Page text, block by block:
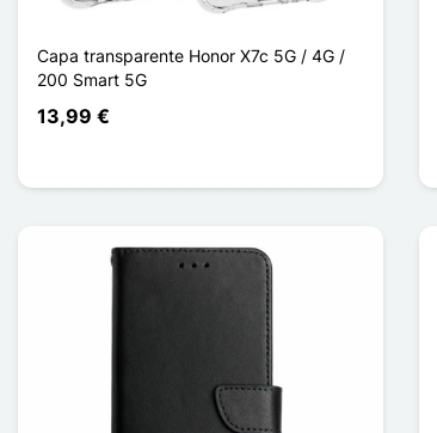
Capa transparente Honor X7c 5G / 4G /
200 Smart 5G
13,99 €